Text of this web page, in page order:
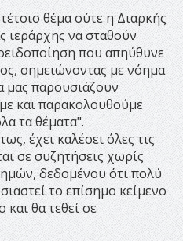
θέμα ούτε η Διαρκής
ιεράρχης να σταθούν
που απηύθυνε
σημειώνοντας με νόημα
μας παρουσιάζουν
και παρακολουθούμε
τα θέματα".
έχει καλέσει όλες τις
σε συζητήσεις χωρίς
δεδομένου ότι πολύ
το επίσημο κείμενο
και θα τεθεί σε